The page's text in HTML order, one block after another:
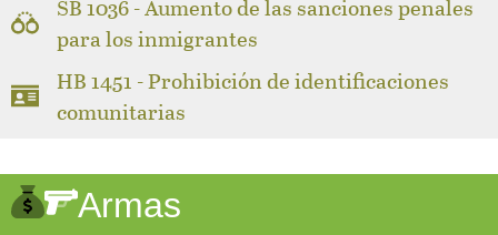
SB 1036 - Aumento de las sanciones penales
para los inmigrantes
HB 1451 - Prohibición de identificaciones
comunitarias
Armas